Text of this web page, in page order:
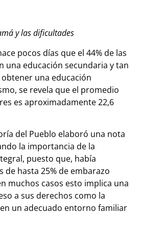
y las dificultades
pocos días que el 44% de las
una educación secundaria y tan
una educación
se revela que el promedio
es aproximadamente 22,6
del Pueblo elaboró una nota
la importancia de la
puesto que, había
de hasta 25% de embarazo
muchos casos esto implica una
a sus derechos como la
un adecuado entorno familiar